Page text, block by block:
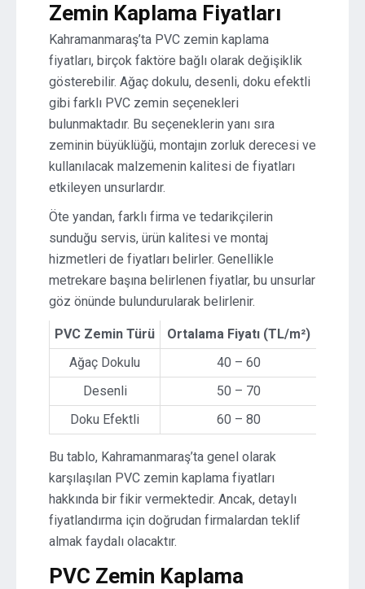
Zemin Kaplama Fiyatları
Kahramanmaraş’ta PVC zemin kaplama
fiyatları, birçok faktöre bağlı olarak değişiklik
gösterebilir. Ağaç dokulu, desenli, doku efektli
gibi farklı PVC zemin seçenekleri
bulunmaktadır. Bu seçeneklerin yanı sıra
zeminin büyüklüğü, montajın zorluk derecesi ve
kullanılacak malzemenin kalitesi de fiyatları
etkileyen unsurlardır.
Öte yandan, farklı firma ve tedarikçilerin
sunduğu servis, ürün kalitesi ve montaj
hizmetleri de fiyatları belirler. Genellikle
metrekare başına belirlenen fiyatlar, bu unsurlar
göz önünde bulundurularak belirlenir.
PVC Zemin Türü
Ortalama Fiyatı (TL/m²)
Ağaç Dokulu
40 – 60
Desenli
50 – 70
Doku Efektli
60 – 80
Bu tablo, Kahramanmaraş’ta genel olarak
karşılaşılan PVC zemin kaplama fiyatları
hakkında bir fikir vermektedir. Ancak, detaylı
fiyatlandırma için doğrudan firmalardan teklif
almak faydalı olacaktır.
PVC Zemin Kaplama